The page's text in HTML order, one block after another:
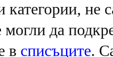
категории, не
могли да
в списъците.